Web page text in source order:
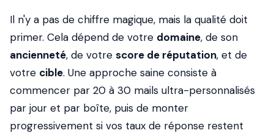
Il n'y a pas de chiffre magique, mais la qualité doit
primer. Cela dépend de votre domaine, de son
ancienneté, de votre score de réputation, et de
votre cible. Une approche saine consiste à
commencer par 20 à 30 mails ultra-personnalisés
par jour et par boîte, puis de monter
progressivement si vos taux de réponse restent